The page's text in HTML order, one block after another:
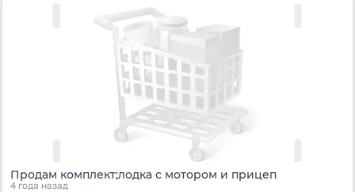
Продам комплект;лодка с мотором и прицеп
4 года назад